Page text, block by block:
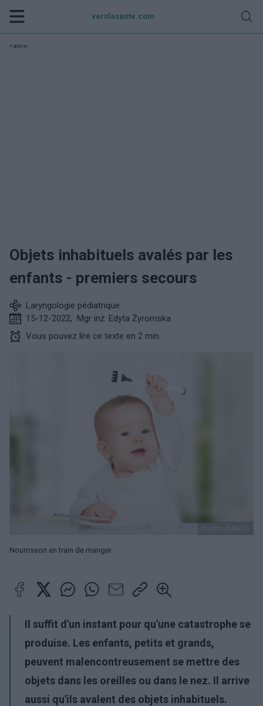
verslasante.com
Publicité:
Objets inhabituels avalés par les
enfants - premiers secours
Laryngologie pédiatrique
15-12-2022, Mgr inż. Edyta Żyromska
Vous pouvez lire ce texte en 2 min.
Nourrisson en train de manger
Il suffit d'un instant pour qu'une catastrophe se
produise. Les enfants, petits et grands,
peuvent malencontreusement se mettre des
objets dans les oreilles ou dans le nez. Il arrive
aussi qu'ils avalent des objets inhabituels.